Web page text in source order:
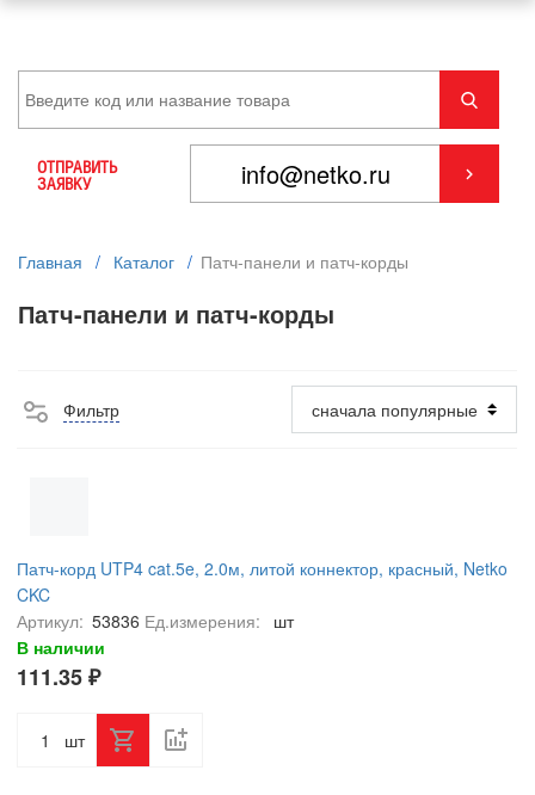
ОТПРАВИТЬ
ЗАЯВКУ
Главная / Каталог / Патч-панели и патч-корды
Патч-панели и патч-корды
Фильтр
Патч-корд UTP4 cat.5e, 2.0м, литой коннектор, красный, Netko
CKC
Артикул: 53836 Ед.измерения:
шт
В наличии
111.35 ₽
шт